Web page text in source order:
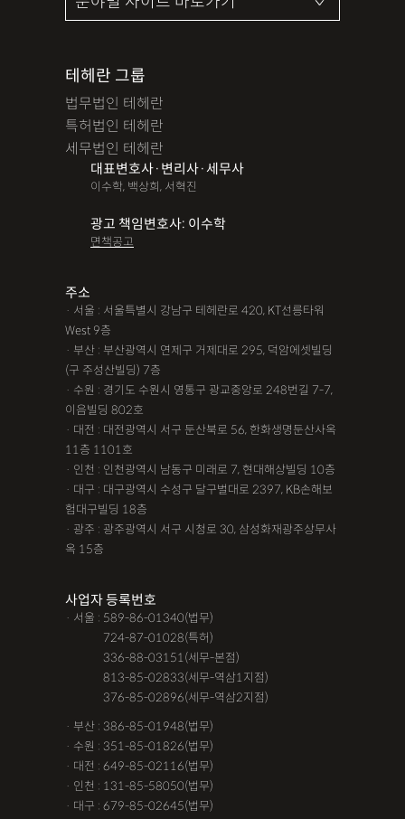
테헤란 그룹
법무법인 테헤란
특허법인 테헤란
세무법인 테헤란
대표변호사·변리사·세무사
이수학, 백상희, 서혁진
광고 책임변호사: 이수학
면책공고
주소
· 서울 : 서울특별시 강남구 테헤란로 420, KT선릉타워
West 9층
· 부산 : 부산광역시 연제구 거제대로 295, 덕암에셋빌딩
(구 주성산빌딩) 7층
· 수원 : 경기도 수원시 영통구 광교중앙로 248번길 7-7,
이음빌딩 802호
· 대전 : 대전광역시 서구 둔산북로 56, 한화생명둔산사옥
11층 1101호
· 인천 : 인천광역시 남동구 미래로 7, 현대해상빌딩 10층
· 대구 : 대구광역시 수성구 달구벌대로 2397, KB손해보
험대구빌딩 18층
· 광주 : 광주광역시 서구 시청로 30, 삼성화재광주상무사
옥 15층
사업자 등록번호
· 서울 : 589-86-01340(법무)
724-87-01028(특허)
336-88-03151(세무-본점)
813-85-02833(세무-역삼1지점)
376-85-02896(세무-역삼2지점)
· 부산 : 386-85-01948(법무)
· 수원 : 351-85-01826(법무)
· 대전 : 649-85-02116(법무)
· 인천 : 131-85-58050(법무)
· 대구 : 679-85-02645(법무)